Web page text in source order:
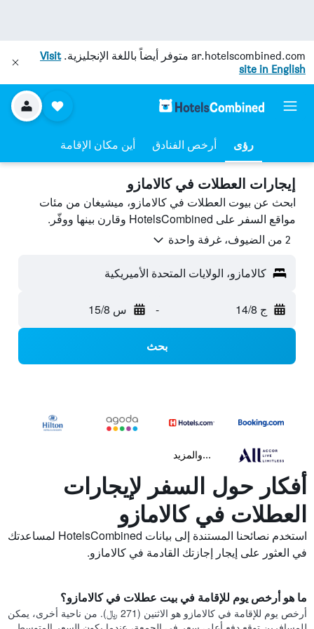
ar.hotelscombined.com متوفر أيضاً باللغة الإنجليزية.Visit
site in English
رؤى أرخص الفنادق أين مكان الإقامة
إيجارات العطلات في كالامازو
ابحث عن بيوت العطلات في كالامازو، ميشيغان من مئات
مواقع السفر على HotelsCombined وقارن بينها ووفّر.
2 من الضيوف، غرفة واحدة
كالامازو، الولايات المتحدة الأميريكية
ج 14/8 - س 15/8
بحث
...والمزيد
أفكار حول السفر لإيجارات
العطلات في كالامازو
استخدم نصائحنا المستندة إلى بيانات HotelsCombined لمساعدتك
في العثور على إيجار إجازتك القادمة في كالامازو.
ما هو أرخص يوم للإقامة في بيت عطلات في كالامازو؟
أرخص يوم للإقامة في كالامازو هو الاثنين (271 ﷼). من ناحية أخرى، يمكن